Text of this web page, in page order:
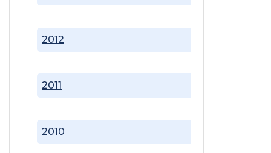
2010
2011
2012